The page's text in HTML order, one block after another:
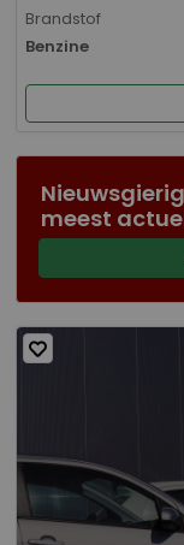
Brandstof
Benzine
meest